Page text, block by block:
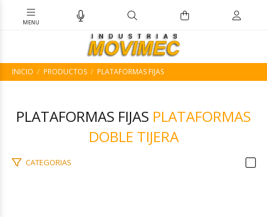
INICIO PRODUCTOS PLATAFORMAS FIJAS
PLATAFORMAS FIJAS PLATAFORMAS
DOBLE TIJERA
CATEGORIAS